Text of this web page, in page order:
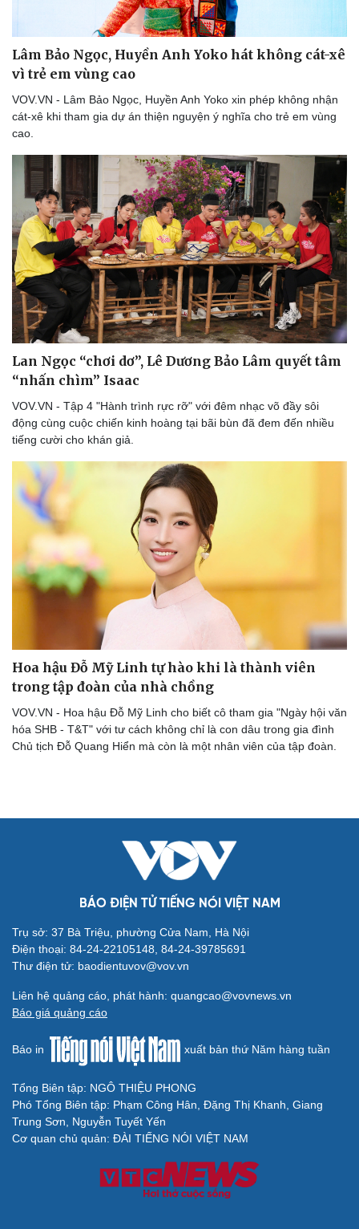
Du lịch
Tư vấn
Săn Tour
check-in
Podcast
Câu chuyện thời sự
Cửa sổ tình yêu
Kể chuyện cho bé
Cải chính
Lâm Bảo Ngọc, Huyền Anh Yoko hát không cát-xê
vì trẻ em vùng cao
VOV.VN - Lâm Bảo Ngọc, Huyền Anh Yoko xin phép không nhận
cát-xê khi tham gia dự án thiện nguyện ý nghĩa cho trẻ em vùng
cao.
Lan Ngọc “chơi dơ”, Lê Dương Bảo Lâm quyết tâm
“nhấn chìm” Isaac
VOV.VN - Tập 4 "Hành trình rực rỡ" với đêm nhạc võ đầy sôi
động cùng cuộc chiến kinh hoàng tại bãi bùn đã đem đến nhiều
tiếng cười cho khán giả.
Hoa hậu Đỗ Mỹ Linh tự hào khi là thành viên
trong tập đoàn của nhà chồng
VOV.VN - Hoa hậu Đỗ Mỹ Linh cho biết cô tham gia "Ngày hội văn
hóa SHB - T&T" với tư cách không chỉ là con dâu trong gia đình
Chủ tịch Đỗ Quang Hiển mà còn là một nhân viên của tập đoàn.
BÁO ĐIỆN TỬ TIẾNG NÓI VIỆT NAM
Trụ sở: 37 Bà Triệu, phường Cửa Nam, Hà Nội
Điện thoại: 84-24-22105148, 84-24-39785691
Thư điện tử: baodientuvov@vov.vn
Liên hệ quảng cáo, phát hành: quangcao@vovnews.vn
Báo giá quảng cáo
Báo in xuất bản thứ Năm hàng tuần
Tổng Biên tập: NGÔ THIỆU PHONG
Phó Tổng Biên tập: Phạm Công Hân, Đặng Thị Khanh, Giang
Trung Sơn, Nguyễn Tuyết Yến
Cơ quan chủ quản: ĐÀI TIẾNG NÓI VIỆT NAM